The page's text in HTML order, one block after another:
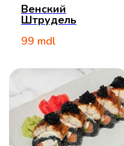
Венский
Штрудель
99 mdl